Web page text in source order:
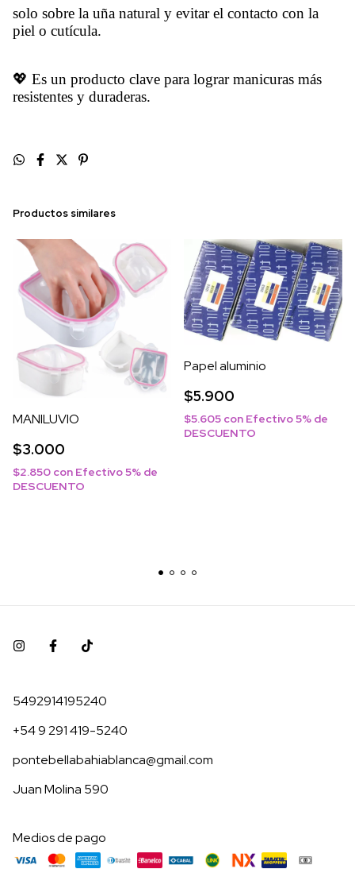
solo sobre la uña natural y evitar el contacto con la
piel o cutícula.
💖 Es un producto clave para lograr manicuras más
resistentes y duraderas.
Productos similares
MANILUVIO
$3.000
$2.850 con Efectivo 5% de
DESCUENTO
Papel aluminio
$5.900
$5.605 con Efectivo 5% de
DESCUENTO
5492914195240
+54 9 291 419-5240
pontebellabahiablanca@gmail.com
Juan Molina 590
Medios de pago